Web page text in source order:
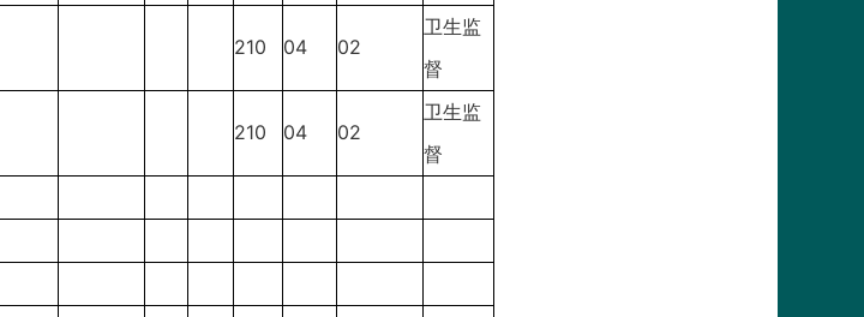
210 04 02
卫生监
督
210 04 02
卫生监
督